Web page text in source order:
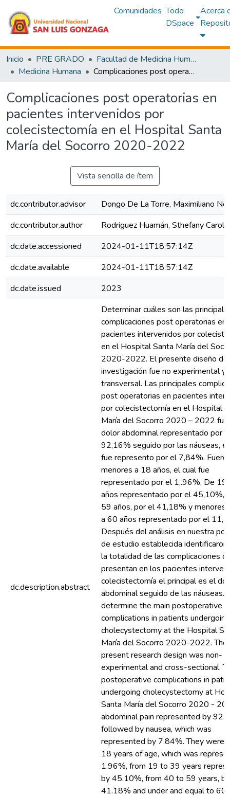
Comunidades Todo
DSpace
Acerca
Inicio PRE GRADO
Facultad de Medicina Humana
Medicina Humana
Complicaciones post operatorias en pacientes intervenidos por colecistectomía en el Hospital Santa María del Socorro 2020-2022
Complicaciones post operatorias en
pacientes intervenidos por
colecistectomía en el Hospital Santa
María del Socorro 2020-2022
Vista sencilla de ítem
dc.contributor.advisor
Dongo De La Torre, Maximiliano
dc.contributor.author
Rodriguez Huamán, Sthefany
dc.date.accessioned
2024-01-11T18:57:14Z
dc.date.available
2024-01-11T18:57:14Z
dc.date.issued
2023
dc.description.abstract
Determinar cuáles son las
complicaciones post operatorias en
pacientes intervenidos por
en el Hospital Santa María del
2020-2022. El presente diseño de
investigación fue no experimental y
transversal. Las principales
post operatorias en pacientes
por colecistectomía en el Hospital
María del Socorro 2020 – 2022
dolor abdominal representado por
92,16% seguido por las náuseas,
fue represento por el 7,84%.
menores a 18 años, el cual fue
representado por el 1,.96%, De 19
años representado por el 45,10%,
59 años, por el 41,18% y menores
a 60 años representado por el
Después del análisis en nuestra
de estudio establecida identificaron
la totalidad de las complicaciones
presentan en los pacientes
colecistectomía el principal es el
abdominal seguido de las náuseas.
determine the main postoperative
complications in patients undergoing
cholecystectomy at the Hospital
María del Socorro 2020-2022. The
present research design was non-
experimental and cross-sectional.
postoperative complications in
undergoing cholecystectomy at
Santa María del Socorro 2020 -
abdominal pain represented by
followed by nausea, which was
represented by 7.84%. They were
18 years of age, which was
1.96%, from 19 to 39 years
by 45.10%, from 40 to 59 years, by
41.18% and under and equal to 60